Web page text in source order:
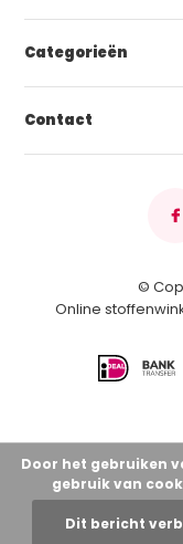
Categorieën
Contact
©
Online
Door het gebruiken
gebruik van
Dit bericht